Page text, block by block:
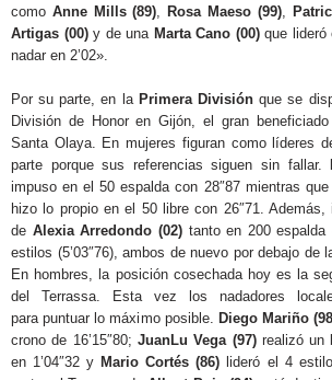
como Anne Mills (89), Rosa Maeso (99),
Artigas (00)y de una Marta Cano (00)que lideró
nadar en 2’02».
Por su parte, en la Primera División que se
División de Honor en Gijón, el gran
Santa Olaya. En mujeres figuran como líderes
parte porque sus referencias siguen sin fallar.
impuso en el 50 espalda con 28″87 mientras que
hizo lo propio en el 50 libre con 26″71.
de Alexia Arredondo (02)tanto en 200 espalda
estilos (5’03″76), ambos de nuevo por debajo de
En hombres, la posición cosechada hoy es la
del Terrassa. Esta vez los nadadores
para puntuar lo máximo posible. Diego Mariño
crono de 16’15″80; JuanLu Vega (97)realizó un
en 1’04″32 y Mario Cortés (86) lideró el 4